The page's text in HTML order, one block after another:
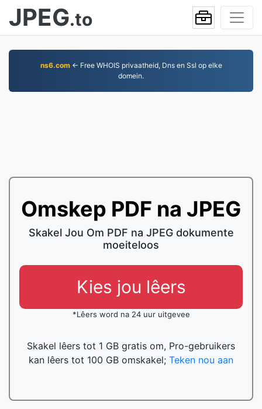
JPEG.to
ns6.com← Free WHOIS privaatheid, Dns en Ssl op elke
domein.
Omskep PDF na JPEG
Skakel Jou Om PDF na JPEG dokumente
moeiteloos
Kies jou lêers
*Lêers word na 24 uur uitgevee
Skakel lêers tot 1 GB gratis om, Pro-gebruikers
kan lêers tot 100 GB omskakel; Teken nou aan